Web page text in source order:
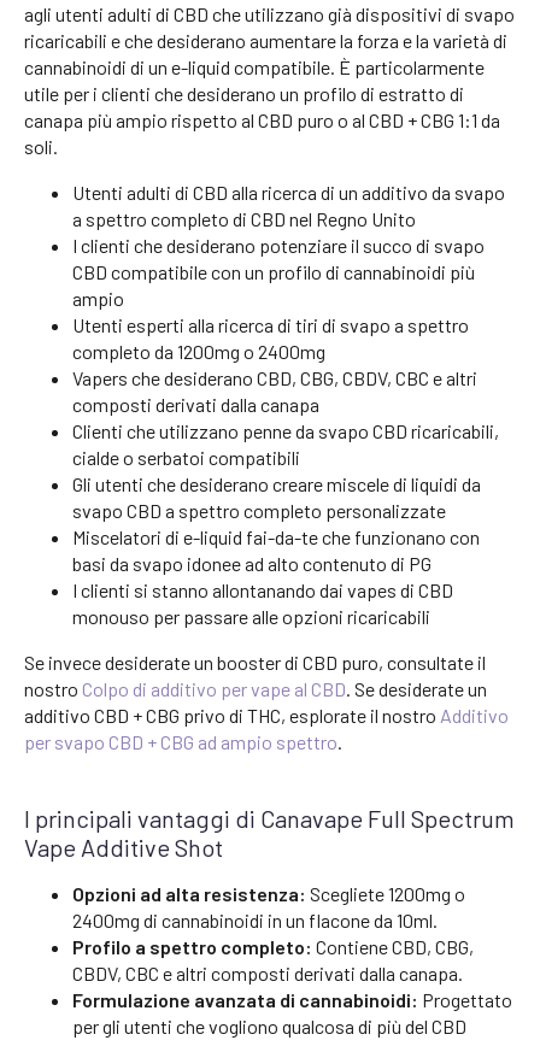
agli utenti adulti di CBD che utilizzano già dispositivi di svapo
ricaricabili e che desiderano aumentare la forza e la varietà di
cannabinoidi di un e-liquid compatibile. È particolarmente
utile per i clienti che desiderano un profilo di estratto di
canapa più ampio rispetto al CBD puro o al CBD + CBG 1:1 da
soli.
Utenti adulti di CBD alla ricerca di un additivo da svapo
a spettro completo di CBD nel Regno Unito
I clienti che desiderano potenziare il succo di svapo
CBD compatibile con un profilo di cannabinoidi più
ampio
Utenti esperti alla ricerca di tiri di svapo a spettro
completo da 1200mg o 2400mg
Vapers che desiderano CBD, CBG, CBDV, CBC e altri
composti derivati dalla canapa
Clienti che utilizzano penne da svapo CBD ricaricabili,
cialde o serbatoi compatibili
Gli utenti che desiderano creare miscele di liquidi da
svapo CBD a spettro completo personalizzate
Miscelatori di e-liquid fai-da-te che funzionano con
basi da svapo idonee ad alto contenuto di PG
I clienti si stanno allontanando dai vapes di CBD
monouso per passare alle opzioni ricaricabili
Se invece desiderate un booster di CBD puro, consultate il
nostro Colpo di additivo per vape al CBD. Se desiderate un
additivo CBD + CBG privo di THC, esplorate il nostro Additivo
per svapo CBD + CBG ad ampio spettro.
I principali vantaggi di Canavape Full Spectrum
Vape Additive Shot
Opzioni ad alta resistenza: Scegliete 1200mg o
2400mg di cannabinoidi in un flacone da 10ml.
Profilo a spettro completo: Contiene CBD, CBG,
CBDV, CBC e altri composti derivati dalla canapa.
Formulazione avanzata di cannabinoidi: Progettato
per gli utenti che vogliono qualcosa di più del CBD